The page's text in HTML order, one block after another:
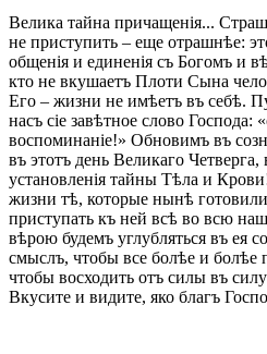
Велика тайна причащенія...
не приступить – еще отрашнѣе:
общенія и единенія съ Богомъ и
кто не вкушаетъ Плоти Сына
Его – жизни не имѣетъ въ себѣ.
насъ сіе завѣтное слово Господа:
воспоминаніе!» Обновимъ въ
въ этотъ день Великаго
установленія тайны Тѣла и
жизни тѣ, которые нынѣ
приступать къ ней всѣ во всю
вѣрою будемъ углубляться въ ея
смыслъ, чтобы все болѣе и болѣе
чтобы восходить отъ силы въ
Вкусите и видите, яко благъ